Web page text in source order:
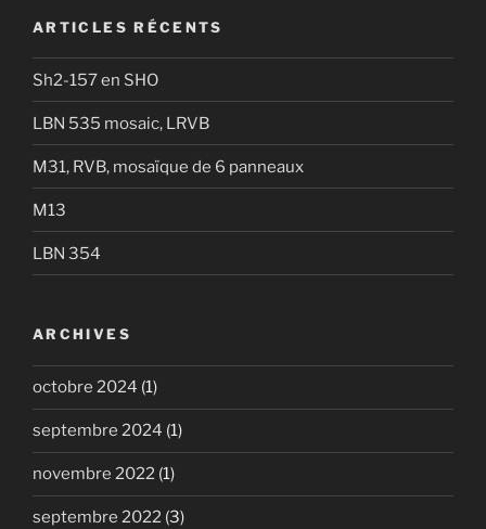
ARTICLES RÉCENTS
Sh2-157 en SHO
LBN 535 mosaic, LRVB
M31, RVB, mosaïque de 6 panneaux
M13
LBN 354
ARCHIVES
octobre 2024 (1)
septembre 2024 (1)
novembre 2022 (1)
septembre 2022 (3)